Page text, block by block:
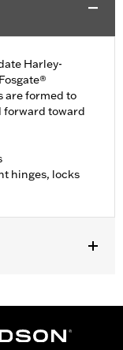
Harley-
are formed to
forward toward
hinges, locks
Speaker Kit P/N